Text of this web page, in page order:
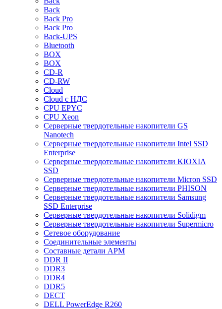
Back
Back Pro
Back Pro
Back-UPS
Bluetooth
BOX
BOX
CD-R
CD-RW
Cloud
Cloud с НДС
CPU EPYC
CPU Xeon
Cерверные твердотельные накопители GS
Nanotech
Cерверные твердотельные накопители Intel SSD
Enterprise
Cерверные твердотельные накопители KIOXIA
SSD
Cерверные твердотельные накопители Micron SSD
Cерверные твердотельные накопители PHISON
Cерверные твердотельные накопители Samsung
SSD Enterprise
Cерверные твердотельные накопители Solidigm
Cерверные твердотельные накопители Supermicro
Cетевое оборудование
Cоединительные элементы
Cоставные детали АРМ
DDR II
DDR3
DDR4
DDR5
DECT
DELL PowerEdge R260